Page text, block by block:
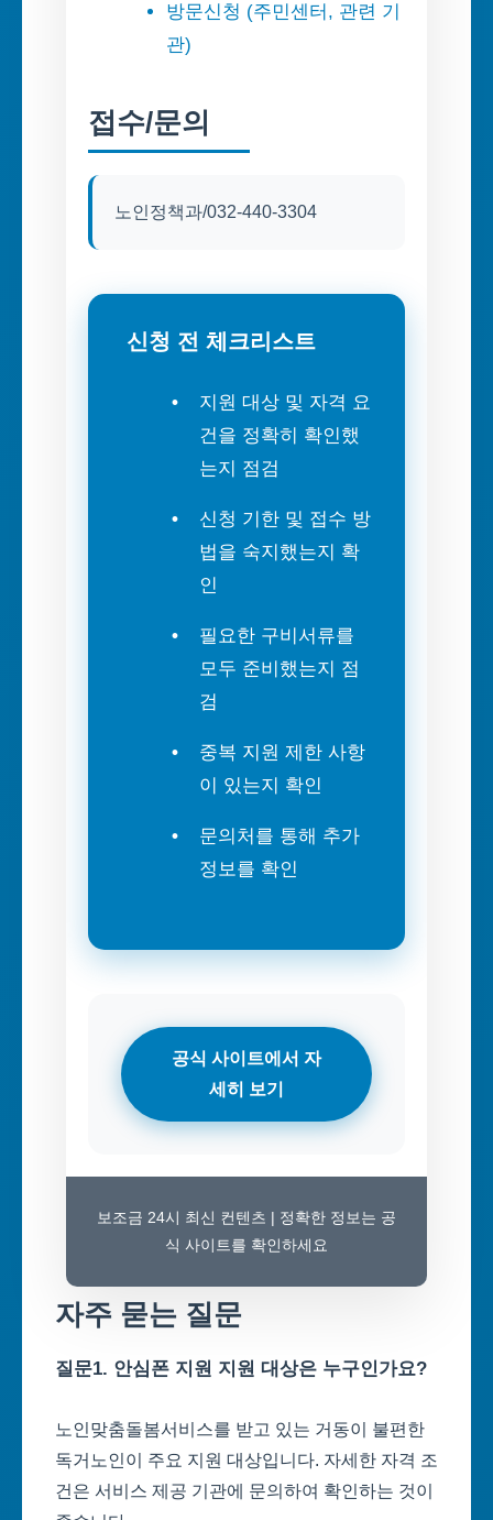
방문신청 (주민센터, 관련 기
관)
접수/문의
노인정책과/032-440-3304
신청 전 체크리스트
지원 대상 및 자격 요
건을 정확히 확인했
는지 점검
신청 기한 및 접수 방
법을 숙지했는지 확
인
필요한 구비서류를
모두 준비했는지 점
검
중복 지원 제한 사항
이 있는지 확인
문의처를 통해 추가
정보를 확인
공식 사이트에서 자
세히 보기
보조금 24시 최신 컨텐츠 | 정확한 정보는 공
식 사이트를 확인하세요
자주 묻는 질문
질문1. 안심폰 지원 지원 대상은 누구인가요?
노인맞춤돌봄서비스를 받고 있는 거동이 불편한
독거노인이 주요 지원 대상입니다. 자세한 자격 조
건은 서비스 제공 기관에 문의하여 확인하는 것이